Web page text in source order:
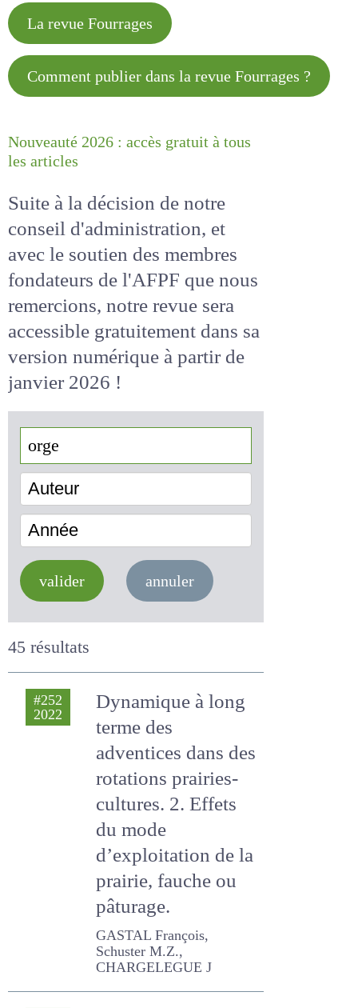
La revue Fourrages
Comment publier dans la revue
Nouveauté 2026 : accès gratuit à
Suite à la décision de notre
conseil d'administration, et
avec le soutien des membres
fondateurs de l'AFPF que nous
remercions, notre revue sera
accessiblegratuitementdans
sa version numérique
de janvier 2026 !
Auteur
valider annuler
45 résultats
#252
Dynamique à long
terme des
adventices dans
des rotations
prairies-cultures. 2.
Effets du mode
d’exploitation de la
prairie, fauche ou
pâturage.
GASTAL François, Schuster
M.Z., CHARGELEGUE J